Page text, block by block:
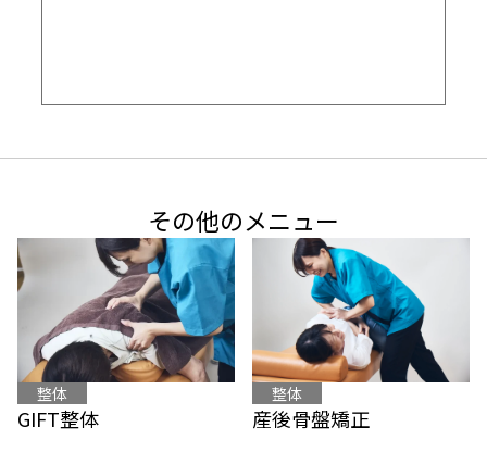
その他のメニュー
整体
GIFT整体
整体
産後骨盤矯正